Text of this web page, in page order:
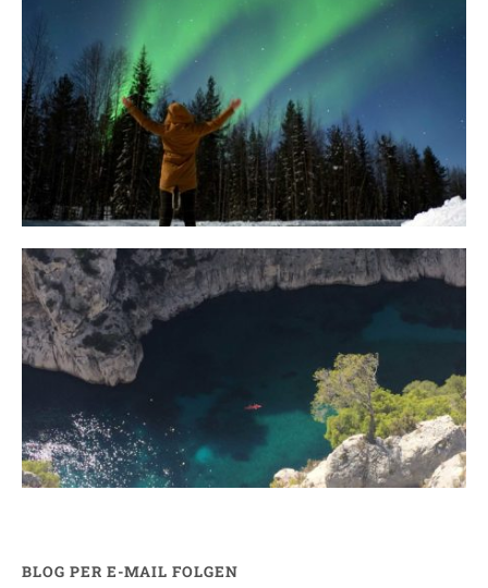
10 Tipps für eine erfolgreiche Jagd
auf Nordlichter
31. JANUAR 2018
Ein Campervan Roadtrip durch die
BLOG PER E-MAIL FOLGEN